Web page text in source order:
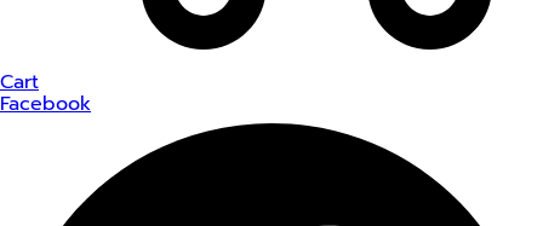
Cart
Facebook